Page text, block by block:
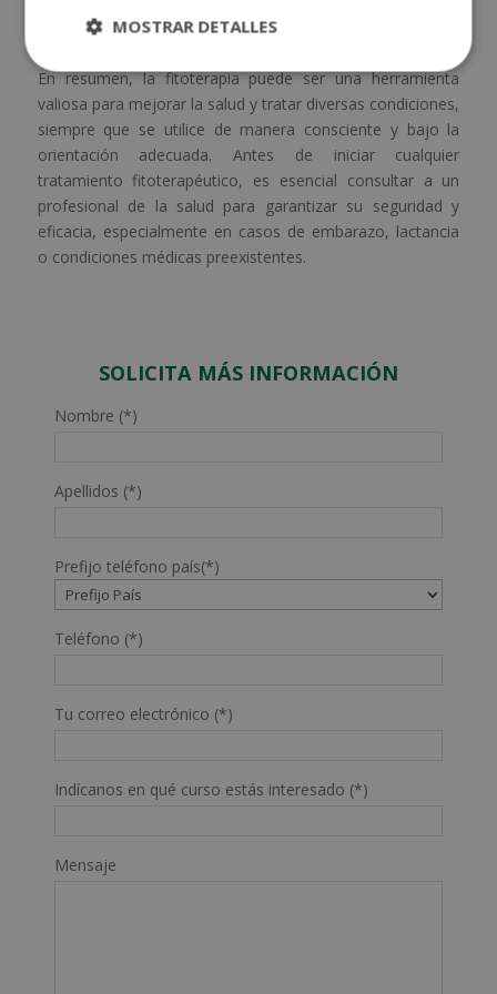
bienestar
En resumen, la fitoterapia puede ser una herramienta
valiosa para mejorar la salud y tratar diversas condiciones,
siempre que se utilice de manera consciente y bajo la
orientación adecuada. Antes de iniciar cualquier
tratamiento fitoterapéutico, es esencial consultar a un
profesional de la salud para garantizar su seguridad y
eficacia, especialmente en casos de embarazo, lactancia
o condiciones médicas preexistentes.
SOLICITA MÁS INFORMACIÓN
Nombre (*)
Apellidos (*)
Prefijo teléfono país(*)
Teléfono (*)
Tu correo electrónico (*)
Indícanos en qué curso estás interesado (*)
Mensaje
MOSTRAR DETALLES